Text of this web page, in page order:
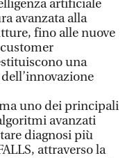
artificiale
avanzata alla
fino alle nuove
una
uno dei principali
avanzati
diagnosi più
attraverso la